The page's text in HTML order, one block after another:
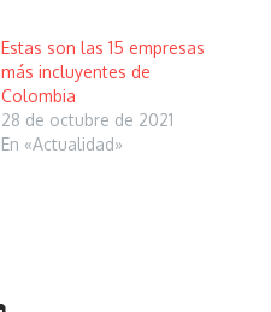
Estas son las 15 empresas
más incluyentes de
Colombia
28 de octubre de 2021
En «Actualidad»